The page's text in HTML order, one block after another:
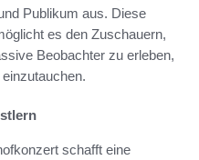
Publikum aus. Diese
es den Zuschauern,
Beobachter zu erleben,
schafft eine